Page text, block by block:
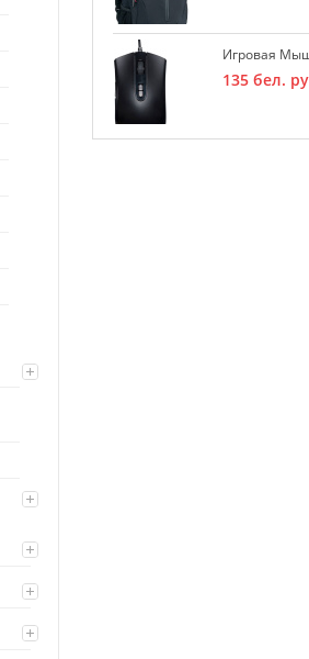
Игровая
135 бел.